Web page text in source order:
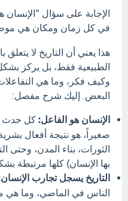
الإجابة على سؤال "الإنسان
في كل زمان ومكان هي
هذا يعني أن التاريخ لا يتعلق
الطبيعية فقط، بل يركز
وكيف فكر، وما هي
البعض. إليك شرح مفصل:
الإنسان هو الفاعل: كل حدث
صغيراً، هو نتيجة أفعال
الثورات، بناء المدن، وحتى
بها الإنسان) كلها مرتبطة
التاريخ يسجل تجارب
الناس في الماضي، وما هي